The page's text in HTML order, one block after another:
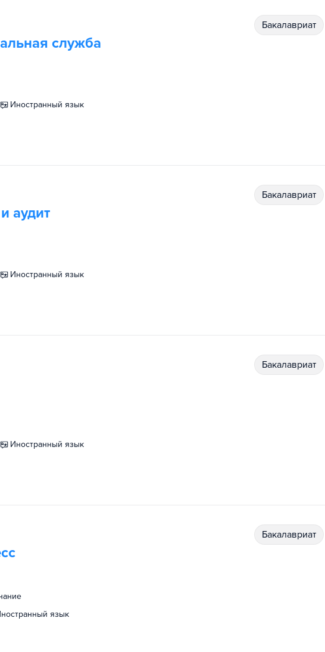
служба
иностранный язык
бакалавриат
аудит
иностранный язык
бакалавриат
иностранный язык
бакалавриат
иностранный язык
бакалавриат